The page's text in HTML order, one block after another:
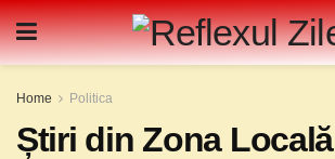
Home Politica
Știri din Zona Locală